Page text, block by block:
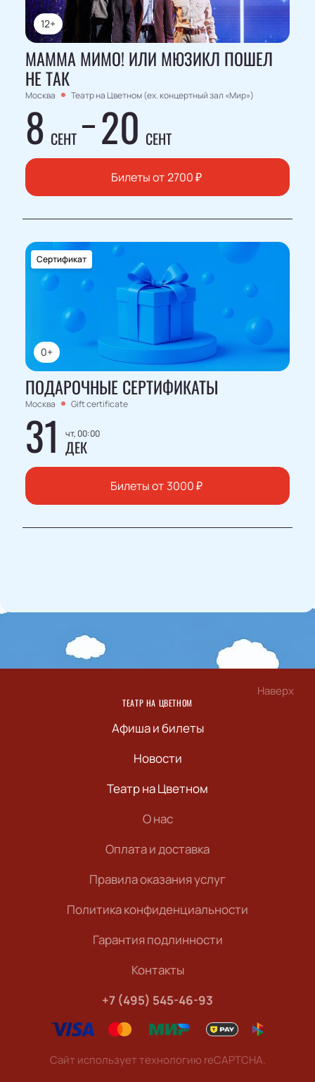
12+
МАММА МИМО! ИЛИ МЮЗИКЛ ПОШЕЛ
НЕ ТАК
Москва Театр на Цветном (ex. концертный зал «Мир»)
8 СЕНТ 20 СЕНТ
Билеты от 2700₽
0+
Сертификат
ПОДАРОЧНЫЕ СЕРТИФИКАТЫ
Москва Gift certificate
31 чт, 00:00
ДЕК
Билеты от 3000₽
Наверх
ТЕАТР НА ЦВЕТНОМ
Афиша и билеты
Новости
Театр на Цветном
О нас
Оплата и доставка
Правила оказания услуг
Политика конфиденциальности
Гарантия подлинности
Контакты
+7 (495) 545-46-93
Сайт использует технологию reCAPTCHA.